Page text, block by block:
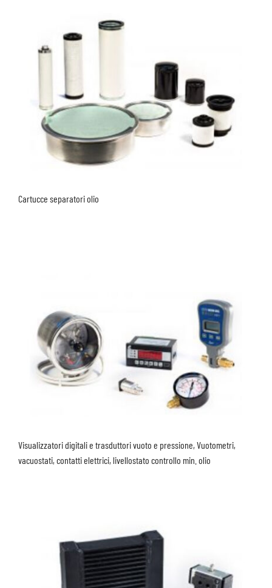
Cartucce separatori olio
Visualizzatori digitali e trasduttori vuoto e pressione, Vuotometri,
vacuostati, contatti elettrici, livellostato controllo min. olio